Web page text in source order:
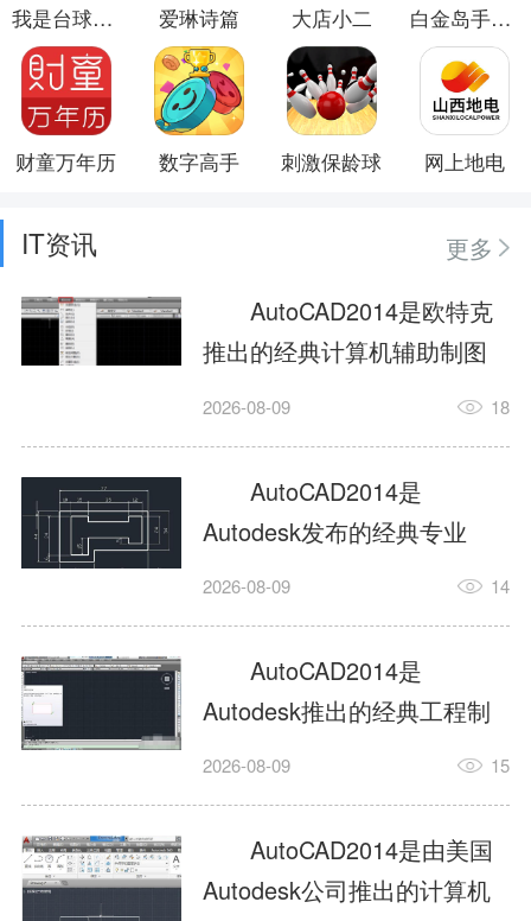
我是台球大师 爱琳诗篇 大店小二 白金岛手游放炮罚
财童万年历 数字高手 刺激保龄球 网上地电
IT资讯
更多
AutoCAD2014是欧特克
推出的经典计算机辅助制图
工具，主打稳定2D施工图绘
行业工程设计。版本新增图
纸标签页、实景地理地图、
协同设计交流模块，优化命
令行智能纠错与图层批量管
理，支持Win8触屏操作、点
云扫描数据导入，兼容各类
DWG图纸格式，文件互通...
2026-08-09 18
AutoCAD2014是
Autodesk发布的经典专业
CAD制图设计软件，是工程
绘图工具。软件专注精准二
维绘图、图纸编辑、参数化
设计及基础三维建模，广泛
应用于建筑设计、机械制
造、土木工程、室内设计等
多个行业。软件优化绘图流
畅度与文件兼容性，支持参
2026-08-09 14
AutoCAD2014是
Autodesk推出的经典工程制
图设计软件，主打高效精准
建模作业，适配建筑、机
械、市政、室内设计等多行
业场景。软件优化运行机制
2026-08-09 15
AutoCAD2014是由美国
Autodesk公司推出的计算机